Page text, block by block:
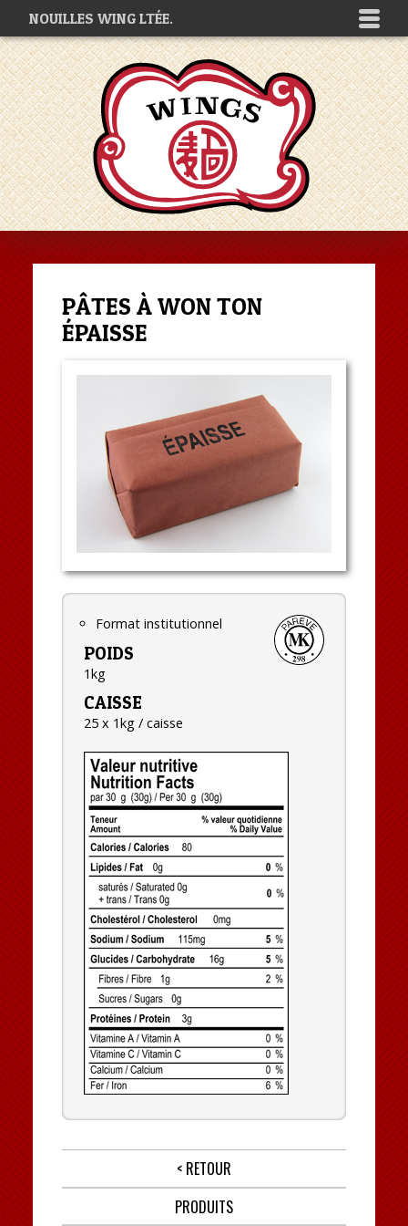
NOUILLES WING LTÉE.
PÂTES À WON TON
ÉPAISSE
Format institutionnel
POIDS
1kg
CAISSE
25 x 1kg / caisse
< RETOUR
PRODUITS